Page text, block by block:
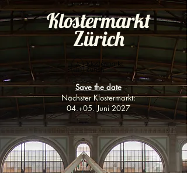
Klostermarkt
Zürich
Save the date
Nächster Klostermarkt:
04.+05. Juni 2027